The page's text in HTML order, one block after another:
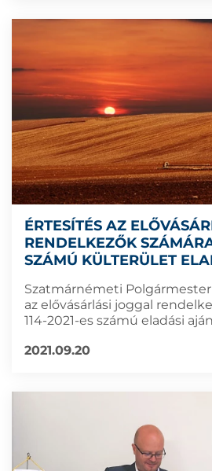
ÉRTESÍTÉS AZ
RENDELKEZŐK
SZÁMÚ KÜLTERÜLET
Szatmárnémeti
az elővásárlási joggal
114-2021-es számú eladási
2021.09.20